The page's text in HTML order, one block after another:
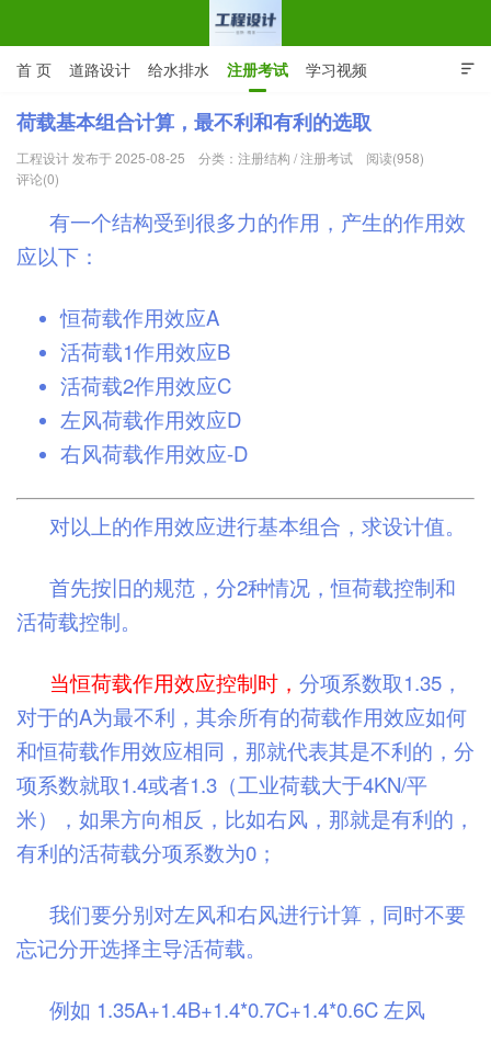

首 页 道路设计 给水排水 注册考试 学习视频
CAD图纸 专业词汇 规范下载 在线留言
荷载基本组合计算，最不利和有利的选取
工程设计 发布于 2025-08-25 分类： 注册结构 /注册考试
阅读(958)
评论(0)
有一个结构受到很多力的作用，产生的作用效
应以下：
恒荷载作用效应A
活荷载1作用效应B
活荷载2作用效应C
左风荷载作用效应D
右风荷载作用效应-D
对以上的作用效应进行基本组合，求设计值。
首先按旧的规范，分2种情况，恒荷载控制和
活荷载控制。
当恒荷载作用效应控制时， 分项系数取1.35，
对于的A为最不利，其余所有的荷载作用效应如何
和恒荷载作用效应相同，那就代表其是不利的，分
项系数就取1.4或者1.3（工业荷载大于4KN/平
米），如果方向相反，比如右风，那就是有利的，
有利的活荷载分项系数为0；
我们要分别对左风和右风进行计算，同时不要
忘记分开选择主导活荷载。
例如 1.35A+1.4B+1.4*0.7C+1.4*0.6C 左风